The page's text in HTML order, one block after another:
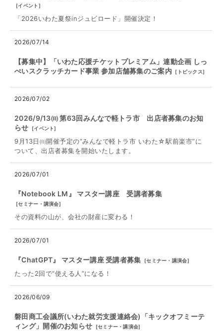
[イベント ]
「2026いわた夏祭inジュビロード」開催決定！
2026/07/14
【募集中】「いわた応援チケットプレミアム」連動企画 しっ
ぺいスクラッチカード事業 参加店舗募集のご案内 [ トピックス]
2026/07/02
2026/9/13㈰ 第63回みんなで軽トラ市 出店者募集のお知
らせ
[イベント]
9月13日㈰開催予定の“みんなで軽トラ市 いわた☆駅前楽市”に
ついて、出店者募集を開始いたします。
2026/07/01
『Notebook LM』 マスター講座 受講者募集
[セミナー・講演会]
その資料の山が、会社の財産に変わる！
2026/07/01
『ChatGPT』 マスター講座 受講者募集 [セミナー・講演会]
たった2回で“使える人”になる！
2026/06/09
磐田商工会議所(いわた就労支援連絡会)「キックオフミーテ
ィング」開催のお知らせ
[セミナー・講演会]